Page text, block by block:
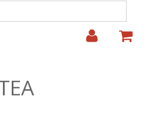
de recherche